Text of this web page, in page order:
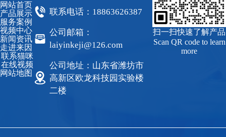
网站首页
产品展示
服务案例
视频中心
新闻资讯
走进来因
联系猫咪
在线视频
网站地图
联系电话：18863626387
公司邮箱：
laiyinkeji@126.com
公司地址：山东省潍坊市
高新区欧龙科技园实验楼
二楼
扫一扫快速了解产品
Scan QR code to learn
more